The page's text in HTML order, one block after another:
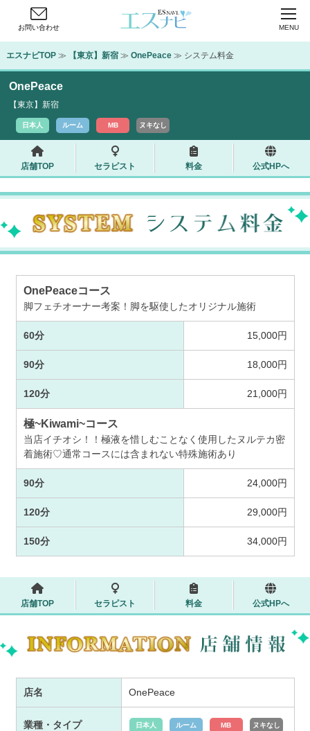
お問い合わせ MENU
エスナビTOP ≫ 【東京】新宿 ≫ OnePeace ≫ システム料金
OnePeace
【東京】新宿
日本人 ルーム MB ヌキなし
店舗TOP セラピスト 料金 公式HPへ
OnePeaceコース
脚フェチオーナー考案！脚を駆使したオリジナル施術
60分 15,000円
90分 18,000円
120分 21,000円
極~Kiwami~コース
当店イチオシ！！極液を惜しむことなく使用したヌルテカ密
着施術♡通常コースには含まれない特殊施術あり
90分 24,000円
120分 29,000円
150分 34,000円
店舗TOP セラピスト 料金 公式HPへ
店名 OnePeace
業種・タイプ 日本人 ルーム MB ヌキなし